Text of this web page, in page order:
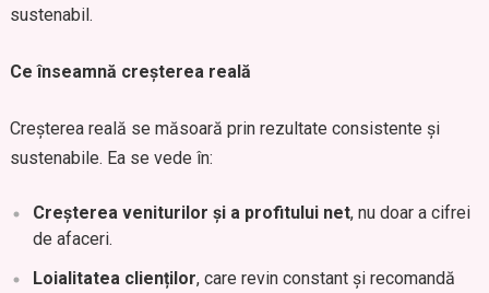
sustenabil.
Ce înseamnă creșterea reală
Creșterea reală se măsoară prin rezultate consistente și
sustenabile. Ea se vede în:
Creșterea veniturilor și a profitului net, nu doar a cifrei
de afaceri.
Loialitatea clienților, care revin constant și recomandă